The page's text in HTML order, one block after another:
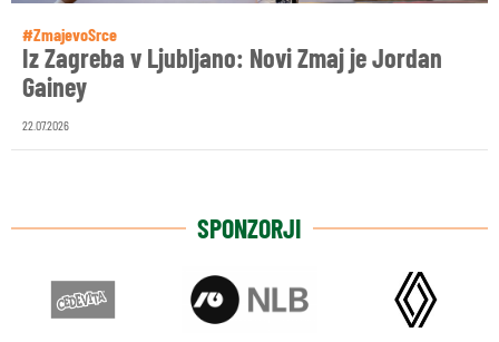
#ZmajevoSrce
Iz Zagreba v Ljubljano: Novi Zmaj je Jordan
Gainey
22.07.2026
SPONZORJI